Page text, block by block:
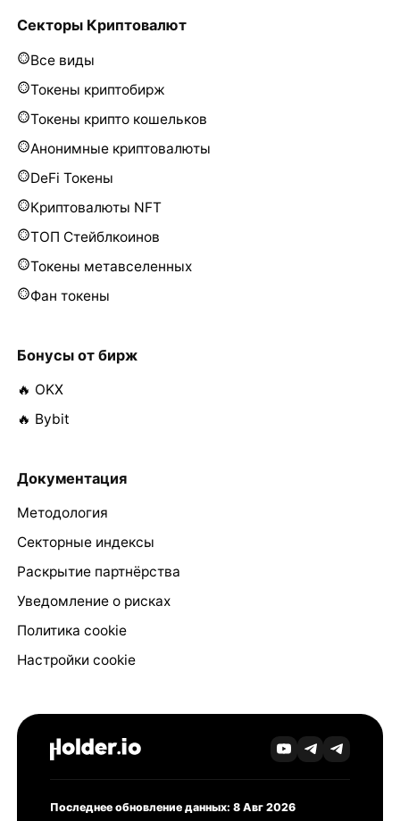
Секторы Криптовалют
Все виды
Токены криптобирж
Токены крипто кошельков
Анонимные криптовалюты
DeFi Токены
Криптовалюты NFT
ТОП Стейблкоинов
Токены метавселенных
Фан токены
Бонусы от бирж
🔥 OKX
🔥 Bybit
Документация
Методология
Секторные индексы
Раскрытие партнёрства
Уведомление о рисках
Политика cookie
Настройки cookie
Последнее обновление данных: 8 Авг 2026